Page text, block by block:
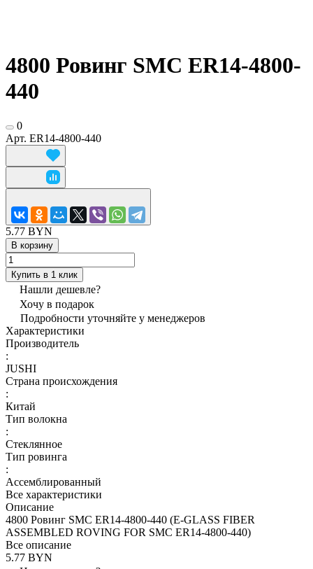
4800 Ровинг SMC ER14-4800-
440
0
Арт. ER14-4800-440
5.77 BYN
В корзину
Купить в 1 клик
Нашли дешевле?
Хочу в подарок
Подробности уточняйте у менеджеров
Характеристики
Производитель
:
JUSHI
Страна происхождения
:
Китай
Тип волокна
:
Стеклянное
Тип ровинга
:
Ассемблированный
Все характеристики
Описание
4800 Ровинг SMC ER14-4800-440 (E-GLASS FIBER
ASSEMBLED ROVING FOR SMC ER14-4800-440)
Все описание
5.77 BYN